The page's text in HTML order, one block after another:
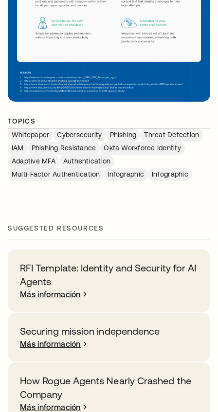
TOPICS
Whitepaper
Cybersecurity Phishing
Threat Detection
IAM
Phishing Resistance
Okta Workforce Identity
Adaptive MFA
Authentication
Multi-Factor Authentication
Infographic Infographic
SUGGESTED RESOURCES
RFI Template: Identity and Security for AI
Agents
Más información
Securing mission independence
Más información
How Rogue Agents Nearly Crashed the
Company
Más información